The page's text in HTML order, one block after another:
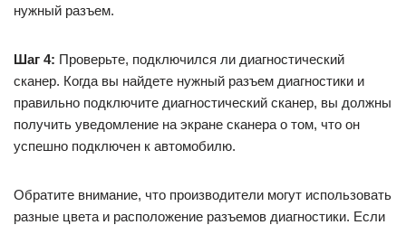
нужный разъем.
Шаг 4: Проверьте, подключился ли диагностический
сканер. Когда вы найдете нужный разъем диагностики и
правильно подключите диагностический сканер, вы должны
получить уведомление на экране сканера о том, что он
успешно подключен к автомобилю.
Обратите внимание, что производители могут использовать
разные цвета и расположение разъемов диагностики. Если